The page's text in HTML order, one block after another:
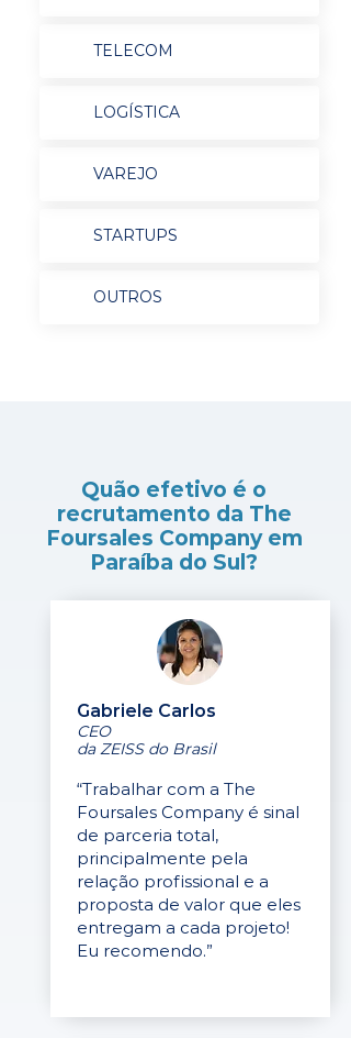
TELECOM
LOGÍSTICA
VAREJO
STARTUPS
OUTROS
Quão efetivo é o
recrutamento da The
Foursales Company em
Paraíba do Sul?
Gabriele Carlos
CEO
da ZEISS do Brasil
“Trabalhar com a The
Foursales Company é sinal
de parceria total,
principalmente pela
relação profissional e a
proposta de valor que eles
entregam a cada projeto!
Eu recomendo.”